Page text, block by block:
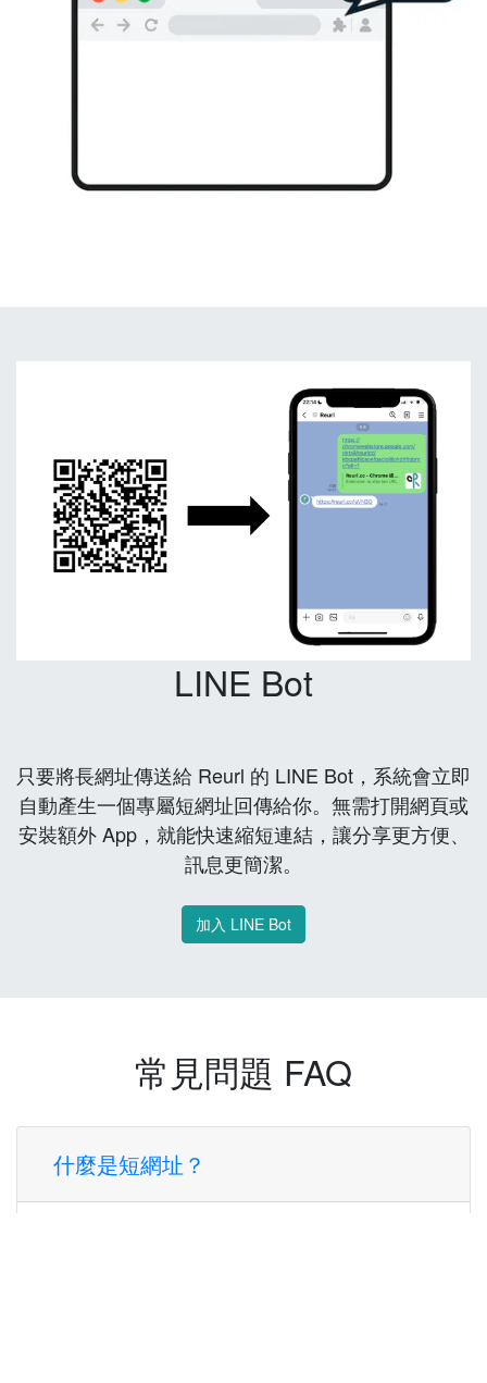
LINE Bot
只要將長網址傳送給 Reurl 的 LINE Bot，系統會立即
自動產生一個專屬短網址回傳給你。無需打開網頁或
安裝額外 App，就能快速縮短連結，讓分享更方便、
訊息更簡潔。
加入 LINE Bot
常見問題 FAQ
什麼是短網址？